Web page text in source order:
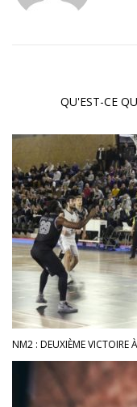
QU'EST-CE
NM2 : DEUXIÈME VICTOIRE